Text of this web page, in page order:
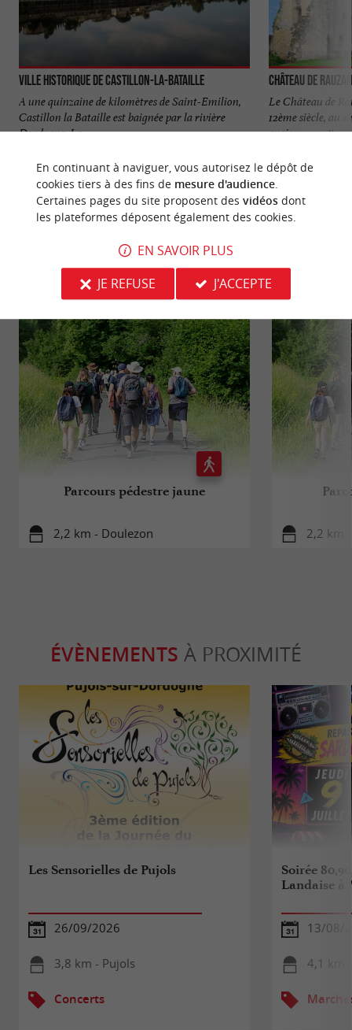
Ville historique de Castillon-la-Bataille
A une quinzaine de kilomètres de Saint-Emilion,
Castillon la Bataille est baignée par la rivière
Dordogne. La ...
6,6 km - Castillon-la-Bataille
Château de Rauzan
Le Château de
12ème siècle, au
ancienne motte ...
11,6 km -
VOUS AIMEREZAUSSI
Parcours pédestre jaune
2,2 km - Doulezon 2,2 km
ÉVÈNEMENTS À PROXIMITÉ
Les Sensorielles de Pujols
26/09/2026
3,8 km - Pujols
Concerts
Soirée
Landaise
13/08/
4,1 km
En continuant à naviguer, vous autorisez le dépôt de
cookies tiers à des fins de mesure d'audience.
Certaines pages du site proposent des vidéosdont
les plateformes déposent également des cookies.
EN SAVOIR PLUS
JE REFUSE
J'ACCEPTE